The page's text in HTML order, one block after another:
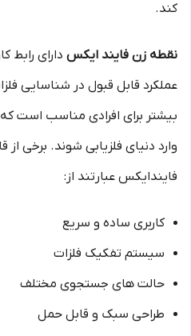
کند.
نقطه زن فایند ایکس دارای رابط
عملکرد قابل قبول در شناسایی
بیشتر برای افرادی مناسب است
وارد دنیای فلزیابی شوند. برخی از
فایندایکس عبارتند از:
کاربری ساده و سریع
سیستم تفکیک فلزات
حالت های جستجوی مختلف
طراحی سبک و قابل حمل